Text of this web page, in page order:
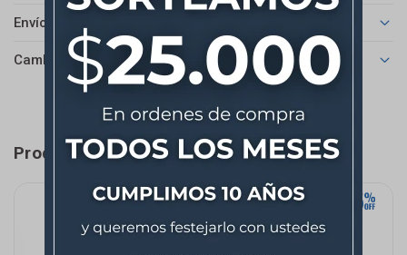
Envíos
Cambios y Devoluciones
Productos que te pueden interesar